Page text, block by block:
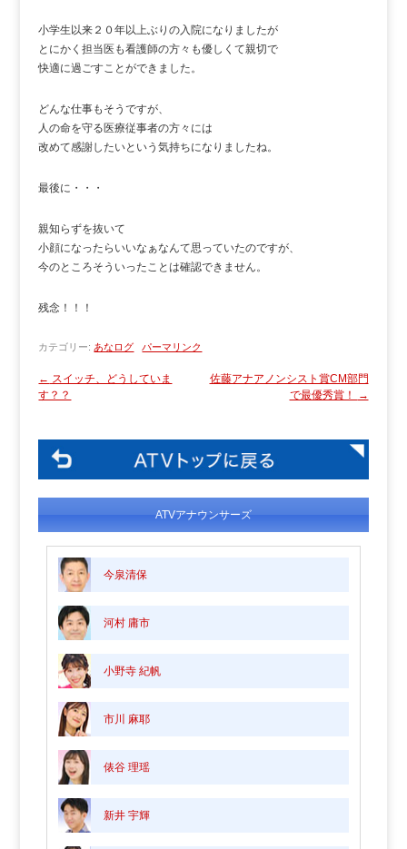
小学生以来２０年以上ぶりの入院になりましたが
とにかく担当医も看護師の方々も優しくて親切で
快適に過ごすことができました。
どんな仕事もそうですが、
人の命を守る医療従事者の方々には
改めて感謝したいという気持ちになりましたね。
最後に・・・
親知らずを抜いて
小顔になったらいいなぁなんて思っていたのですが、
今のところそういったことは確認できません。
残念！！！
カテゴリー: あなログ パーマリンク
← スイッチ、どうしていま
す？？
佐藤アナアノンシスト賞CM部門
で最優秀賞！
→
ATVアナウンサーズ
今泉清保
河村 庸市
小野寺 紀帆
市川 麻耶
俵谷 理瑶
新井 宇輝